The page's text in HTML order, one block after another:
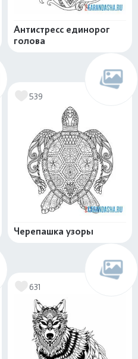
Антистресс единорог
голова
539
Черепашка узоры
631